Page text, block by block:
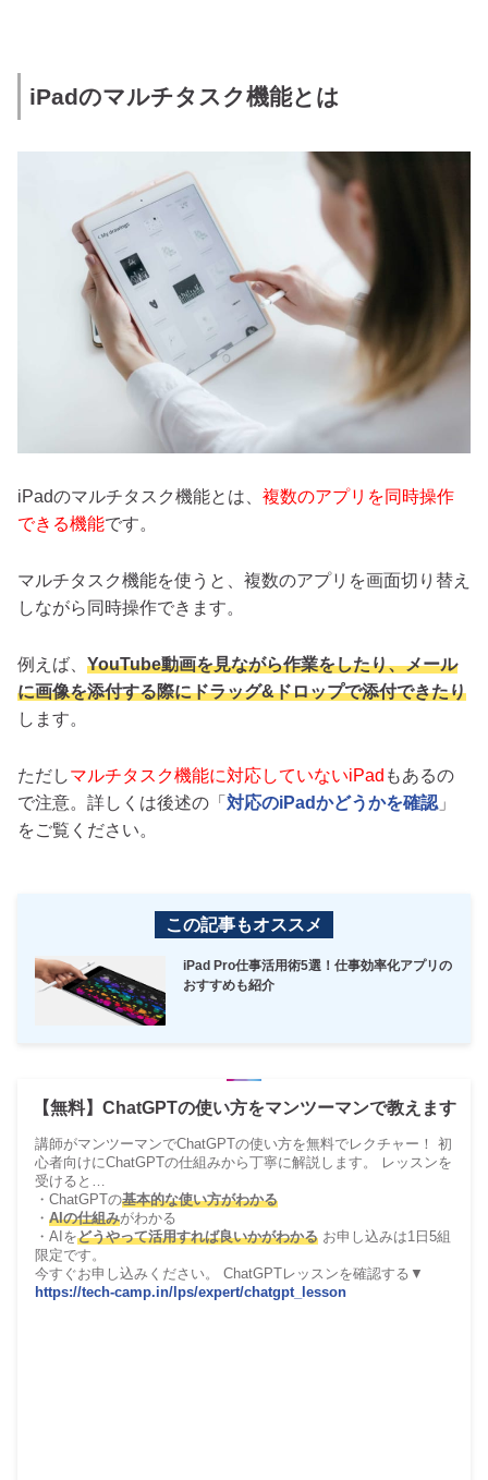
iPadのマルチタスク機能とは
iPadのマルチタスク機能とは、 複数のアプリを同時操作
できる機能です。
マルチタスク機能を使うと、複数のアプリを画面切り替え
しながら同時操作できます。
例えば、 YouTube動画を見ながら作業をしたり、メール
に画像を添付する際にドラッグ&ドロップで添付できたり
します。
ただしマルチタスク機能に対応していないiPad もあるの
で注意。詳しくは後述の「 対応のiPadかどうかを確認」
をご覧ください。
この記事もオススメ
iPad Pro仕事活用術5選！仕事効率化アプリの
おすすめも紹介
【無料】ChatGPTの使い方をマンツーマンで教えます
講師がマンツーマンでChatGPTの使い方を無料でレクチャー！ 初
心者向けにChatGPTの仕組みから丁寧に解説します。 レッスンを
受けると…
・ChatGPTの基本的な使い方がわかる
・ AIの仕組みがわかる
・AIをどうやって活用すれば良いかがわかる お申し込みは1日5組
限定です。
今すぐお申し込みください。 ChatGPTレッスンを確認する▼
https://tech-camp.in/lps/expert/chatgpt_lesson